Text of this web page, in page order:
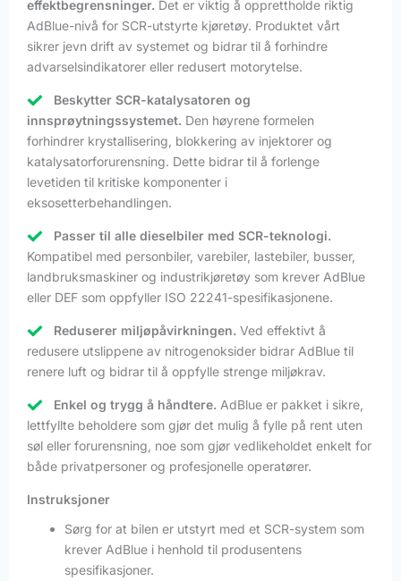
effektbegrensninger. Det er viktig å opprettholde riktig
AdBlue-nivå for SCR-utstyrte kjøretøy. Produktet vårt
sikrer jevn drift av systemet og bidrar til å forhindre
advarselsindikatorer eller redusert motorytelse.
Beskytter SCR-katalysatoren og
innsprøytningssystemet. Den høyrene formelen
forhindrer krystallisering, blokkering av injektorer og
katalysatorforurensning. Dette bidrar til å forlenge
levetiden til kritiske komponenter i
eksosetterbehandlingen.
Passer til alle dieselbiler med SCR-teknologi.
Kompatibel med personbiler, varebiler, lastebiler, busser,
landbruksmaskiner og industrikjøretøy som krever AdBlue
eller DEF som oppfyller ISO 22241-spesifikasjonene.
Reduserer miljøpåvirkningen. Ved effektivt å
redusere utslippene av nitrogenoksider bidrar AdBlue til
renere luft og bidrar til å oppfylle strenge miljøkrav.
Enkel og trygg å håndtere. AdBlue er pakket i sikre,
lettfyllte beholdere som gjør det mulig å fylle på rent uten
søl eller forurensning, noe som gjør vedlikeholdet enkelt for
både privatpersoner og profesjonelle operatører.
Instruksjoner
Sørg for at bilen er utstyrt med et SCR-system som
krever AdBlue i henhold til produsentens
spesifikasjoner.